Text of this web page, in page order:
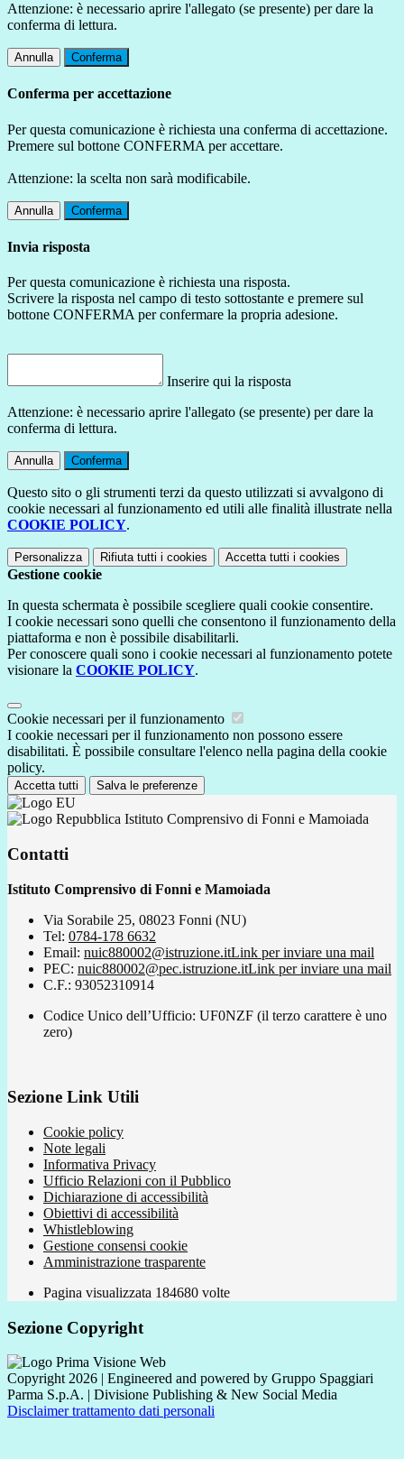
Attenzione: è necessario aprire l'allegato (se presente) per dare la
conferma di lettura.
Annulla Conferma
Conferma per accettazione
Per questa comunicazione è richiesta una conferma di accettazione.
Premere sul bottone CONFERMA per accettare.
Attenzione: la scelta non sarà modificabile.
Annulla Conferma
Invia risposta
Per questa comunicazione è richiesta una risposta.
Scrivere la risposta nel campo di testo sottostante e premere sul
bottone CONFERMA per confermare la propria adesione.
Inserire qui la risposta
Attenzione: è necessario aprire l'allegato (se presente) per dare la
conferma di lettura.
Annulla Conferma
Questo sito o gli strumenti terzi da questo utilizzati si avvalgono di
cookie necessari al funzionamento ed utili alle finalità illustrate nella
COOKIE POLICY.
Personalizza Rifiuta tutti i cookies Accetta tutti i cookies
Gestione cookie
In questa schermata è possibile scegliere quali cookie consentire.
I cookie necessari sono quelli che consentono il funzionamento della
piattaforma e non è possibile disabilitarli.
Per conoscere quali sono i cookie necessari al funzionamento potete
visionare la COOKIE POLICY.
Cookie necessari per il funzionamento
I cookie necessari per il funzionamento non possono essere
disabilitati. È possibile consultare l'elenco nella pagina della cookie
policy.
Accetta tutti Salva le preferenze
Istituto Comprensivo di Fonni e Mamoiada
Contatti
Istituto Comprensivo di Fonni e Mamoiada
Via Sorabile 25, 08023 Fonni (NU)
Tel: 0784-178 6632
Email: nuic880002@istruzione.itLink per inviare una mail
PEC: nuic880002@pec.istruzione.itLink per inviare una mail
C.F.: 93052310914
Codice Unico dell’Ufficio: UF0NZF (il terzo carattere è uno
zero)
Sezione Link Utili
Cookie policy
Note legali
Informativa Privacy
Ufficio Relazioni con il Pubblico
Dichiarazione di accessibilità
Obiettivi di accessibilità
Whistleblowing
Gestione consensi cookie
Amministrazione trasparente
Pagina visualizzata 184680 volte
Sezione Copyright
Copyright 2026 | Engineered and powered by Gruppo Spaggiari
Parma S.p.A. | Divisione Publishing & New Social Media
Disclaimer trattamento dati personali